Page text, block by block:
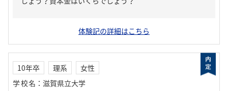
体験記の詳細はこちら
10年卒 理系
女性
学校名 ： 滋賀県立大学